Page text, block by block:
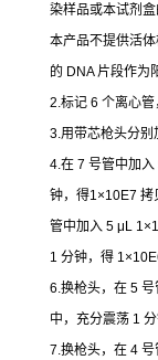
染样品或本试剂
本产品不提供活
的 DNA片段作为
2.标记 6 个离心管
3.用带芯枪头分别
4.在 7 号管中加入
钟，得1×10E7 拷
管中加入 5 μL
1 分钟，得
6.换枪头，在 5 号
中，充分震荡 1
7.换枪头，在 4 号